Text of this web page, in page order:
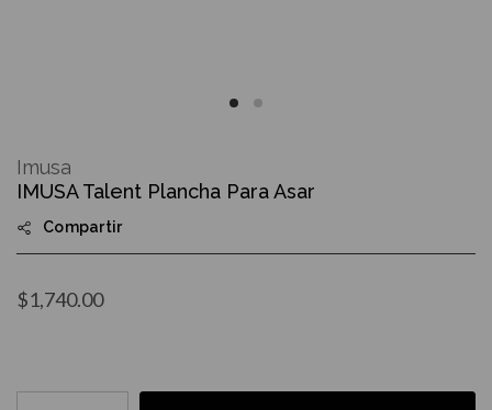
the
beginning
the
images
IMUSA Talent Plancha Para Asar
Compartir
$1,740.00
Imusa